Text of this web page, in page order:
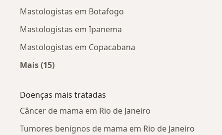
Mastologistas em Botafogo
Mastologistas em Ipanema
Mastologistas em Copacabana
Mais (15)
Doenças mais tratadas
Câncer de mama em Rio de Janeiro
Tumores benignos de mama em Rio de Janeiro